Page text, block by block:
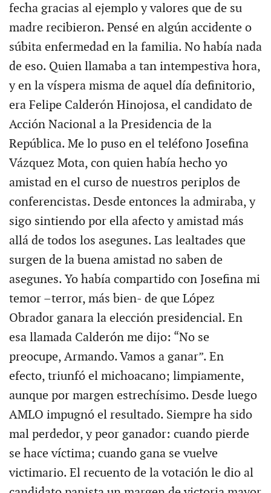
fecha gracias al ejemplo y valores que de su
madre recibieron. Pensé en algún accidente o
súbita enfermedad en la familia. No había nada
de eso. Quien llamaba a tan intempestiva hora,
y en la víspera misma de aquel día definitorio,
era Felipe Calderón Hinojosa, el candidato de
Acción Nacional a la Presidencia de la
República. Me lo puso en el teléfono Josefina
Vázquez Mota, con quien había hecho yo
amistad en el curso de nuestros periplos de
conferencistas. Desde entonces la admiraba, y
sigo sintiendo por ella afecto y amistad más
allá de todos los asegunes. Las lealtades que
surgen de la buena amistad no saben de
asegunes. Yo había compartido con Josefina mi
temor –terror, más bien- de que López
Obrador ganara la elección presidencial. En
esa llamada Calderón me dijo: “No se
preocupe, Armando. Vamos a ganar”. En
efecto, triunfó el michoacano; limpiamente,
aunque por margen estrechísimo. Desde luego
AMLO impugnó el resultado. Siempre ha sido
mal perdedor, y peor ganador: cuando pierde
se hace víctima; cuando gana se vuelve
victimario. El recuento de la votación le dio al